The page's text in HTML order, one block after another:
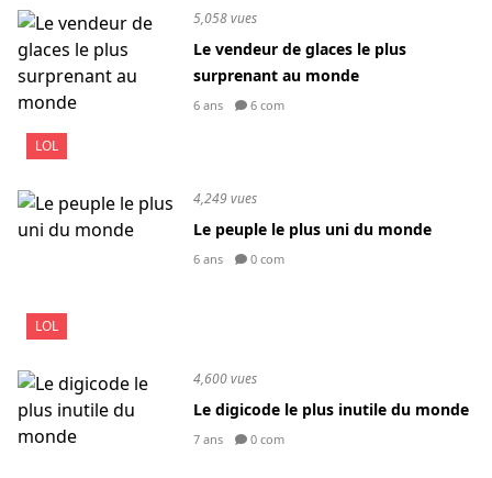
LOL
5,058 vues
Le vendeur de glaces le plus
surprenant au monde
6 ans 6 com
LOL
4,249 vues
Le peuple le plus uni du monde
6 ans 0 com
4,600 vues
Le digicode le plus inutile du monde
7 ans 0 com